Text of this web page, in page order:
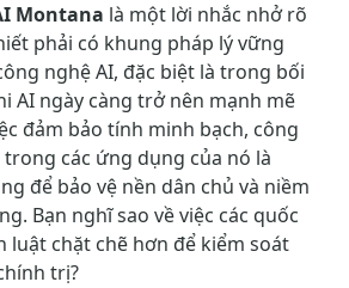
Montana là một lời nhắc nhở rõ
phải có khung pháp lý vững
nghệ AI, đặc biệt là trong bối
AI ngày càng trở nên mạnh mẽ
đảm bảo tính minh bạch, công
các ứng dụng của nó là
để bảo vệ nền dân chủ và niềm
Bạn nghĩ sao về việc các quốc
luật chặt chẽ hơn để kiểm soát
trị?